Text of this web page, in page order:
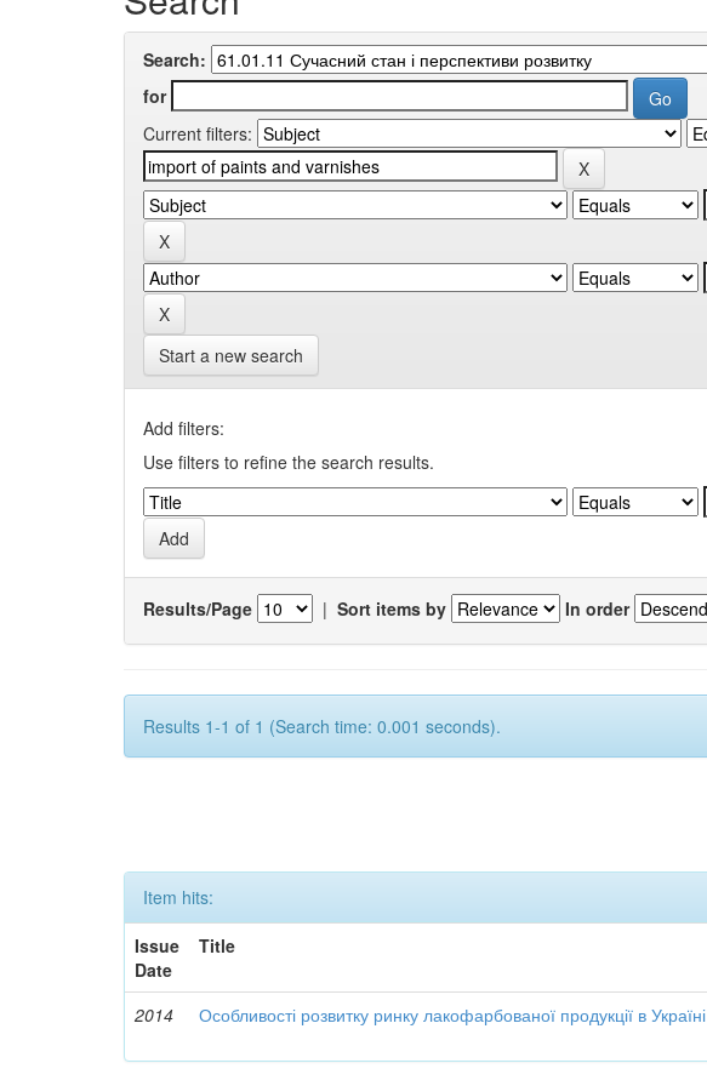
Search:
for
Current filters:
Start a new search
Add filters:
Use filters to refine the search results.
Results/Page | Sort items by In order
Results 1-1 of 1 (Search time: 0.001 seconds).
Item hits:
Issue
Date
Title
2014 Особливості розвитку ринку лакофарбованої продукції в Україні